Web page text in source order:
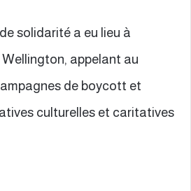
solidarité a eu lieu à
appelant au
de boycott et
culturelles et caritatives